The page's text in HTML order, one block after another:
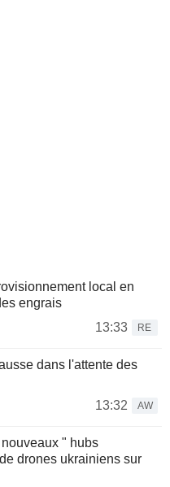
local en
engrais
13:33
RE
dans l'attente des
13:32
AW
" hubs
drones ukrainiens sur